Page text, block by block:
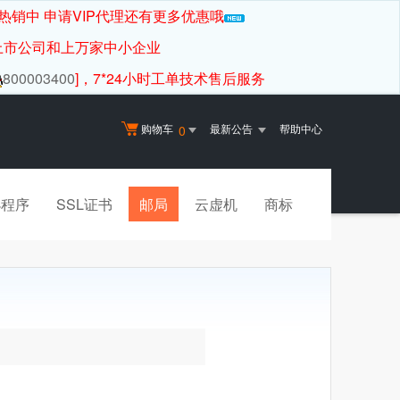
销中 申请VIP代理还有更多优惠哦
公司和上万家中小企业
800003400]，7*24小时工单技术售后服务
购物车 0 最新公告 帮助中心
序 SSL证书 邮局 云虚机 商标